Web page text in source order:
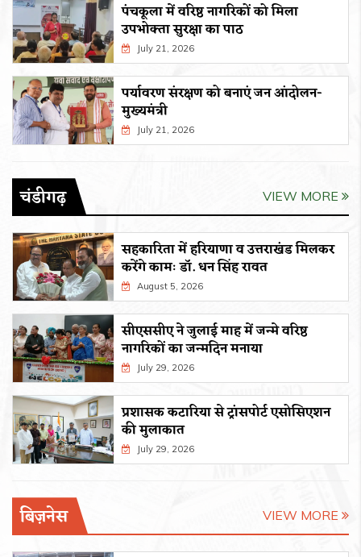
पंचकूला में वरिष्ठ नागरिकों को मिला
उपभोक्ता सुरक्षा का पाठ
July 21, 2026
पर्यावरण संरक्षण को बनाएं जन आंदोलन-
मुख्यमंत्री
July 21, 2026
चंडीगढ़ VIEW MORE
सहकारिता में हरियाणा व उत्तराखंड मिलकर
करेंगे कामः डाॅ. धन सिंह रावत
August 5, 2026
सीएससीए ने जुलाई माह में जन्मे वरिष्ठ
नागरिकों का जन्मदिन मनाया
July 29, 2026
प्रशासक कटारिया से ट्रांसपोर्ट एसोसिएशन
की मुलाकात
July 29, 2026
बिज़नेस VIEW MORE